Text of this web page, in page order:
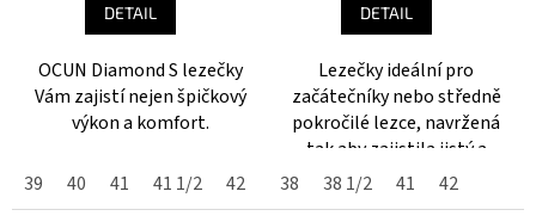
hvězdiček.
DETAIL
OCUN Diamond S lezečky
Vám zajistí nejen špičkový
výkon a komfort.
39 40 41 41 1/2 42
hvězdiček.
DETAIL
Lezečky ideální pro
začátečníky nebo středně
pokročilé lezce, navržená
tak aby zajistila jistý a
pohodlný krok třeba na
umělé stěne.
38 38 1/2 41 42